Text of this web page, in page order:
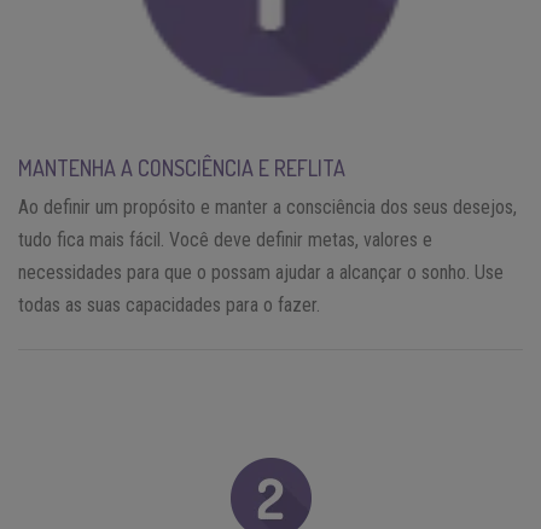
MANTENHA A CONSCIÊNCIA E REFLITA
Ao definir um propósito e manter a consciência dos seus desejos,
tudo fica mais fácil. Você deve definir metas, valores e
necessidades para que o possam ajudar a alcançar o sonho. Use
todas as suas capacidades para o fazer.